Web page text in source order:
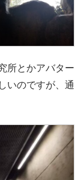
所とかアバター
いのですが、通